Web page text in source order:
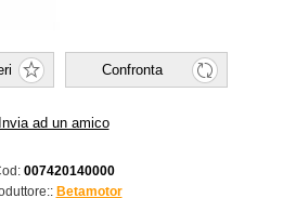
007420140000
Betamotor